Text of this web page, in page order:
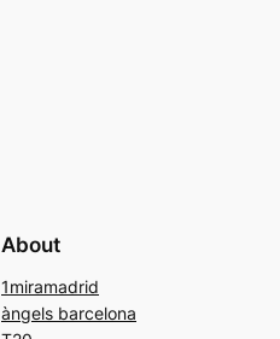
About
1miramadrid
àngels barcelona